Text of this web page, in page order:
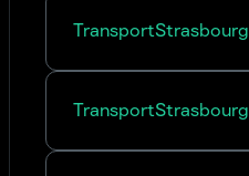
TransportStrasbourg
TransportStrasbourg